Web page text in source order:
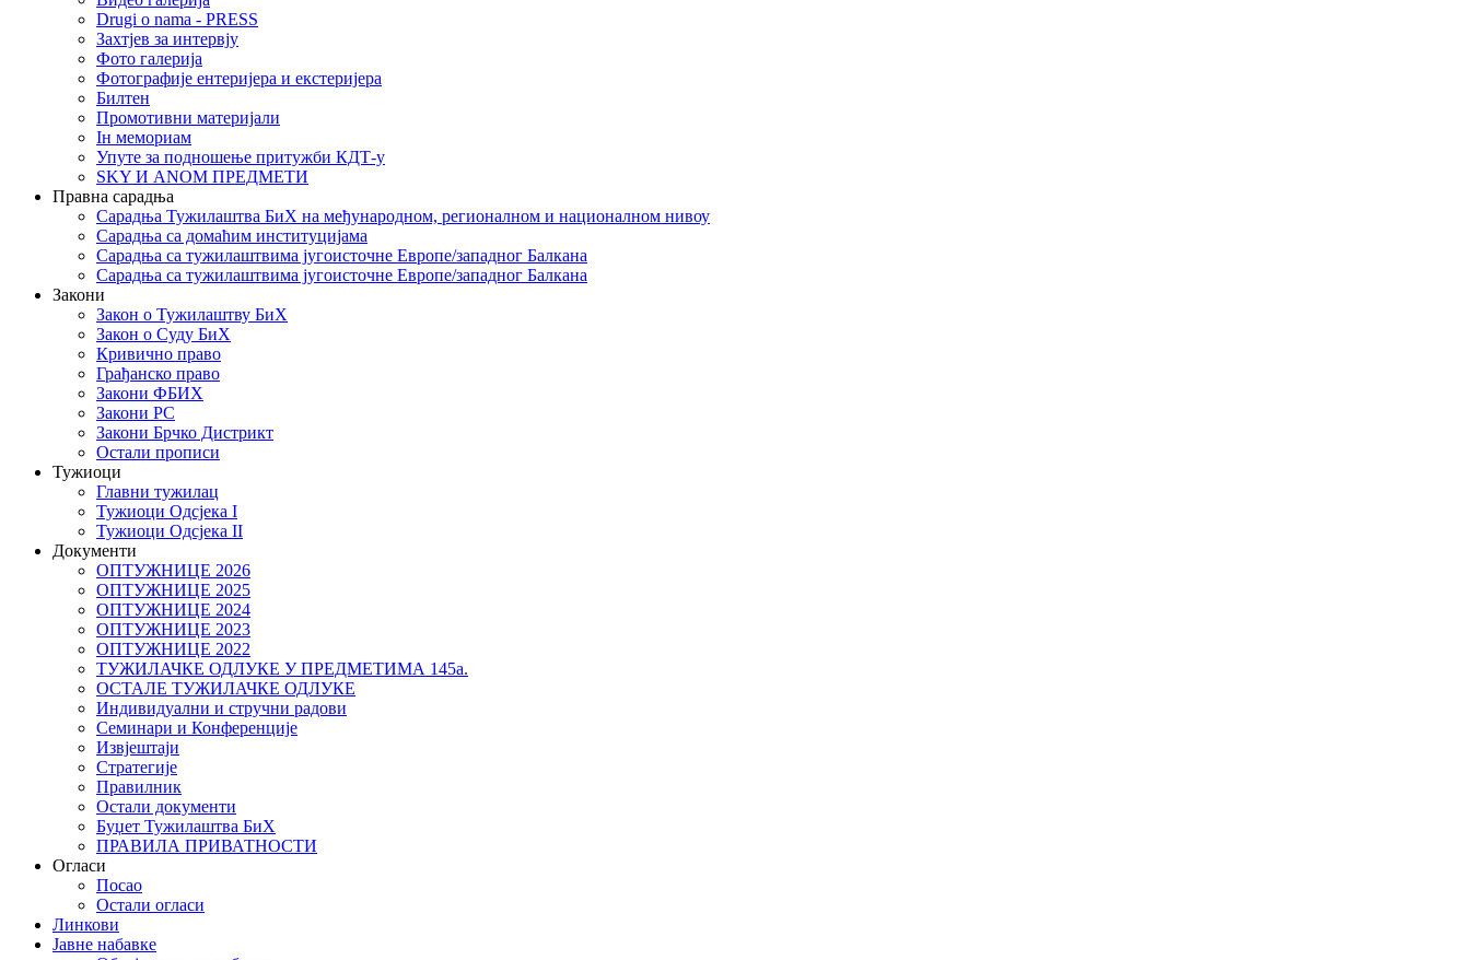
Drugi o nama - PRESS
Захтјев за интервју
Фото галерија
Фотографије ентеријера и екстеријера
Билтен
Промотивни материјали
Iн мемориам
Упуте за подношење притужби КДТ-у
SKY И ANOM ПРЕДМЕТИ
Правна сарадња
Сарадња Тужилаштва БиХ на међународном, регионалном и националном нивоу
Сарадња са домаћим институцијама
Сарадња са тужилаштвима југоисточне Европе/западног Балкана
Сарадња са тужилаштвима југоисточне Европе/западног Балкана
Закони
Закон о Тужилаштву БиХ
Закон о Суду БиХ
Кривично право
Грађанско право
Закони ФБИХ
Закони РС
Закони Брчко Дистрикт
Остали прописи
Тужиоци
Главни тужилац
Тужиоци Oдсјекa I
Тужиоци Oдсјекa II
Документи
ОПТУЖНИЦЕ 2026
ОПТУЖНИЦЕ 2025
ОПТУЖНИЦЕ 2024
ОПТУЖНИЦЕ 2023
ОПТУЖНИЦЕ 2022
ТУЖИЛАЧКЕ ОДЛУКЕ У ПРЕДМЕТИМА 145а.
ОСТАЛЕ ТУЖИЛАЧКЕ ОДЛУКЕ
Индивидуални и стручни радови
Семинари и Конференције
Извјештаји
Стратегије
Правилник
Остали документи
Буџет Тужилаштва БиХ
ПРАВИЛА ПРИВАТНОСТИ
Огласи
Посао
Остали огласи
Линкови
Јавне набавке